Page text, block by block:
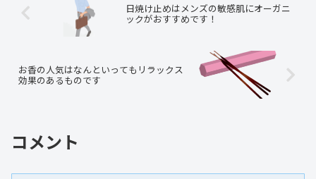
日焼け止めはメンズの敏感肌にオーガニ
ックがおすすめです！
お香の人気はなんといってもリラックス
効果のあるものです
コメント